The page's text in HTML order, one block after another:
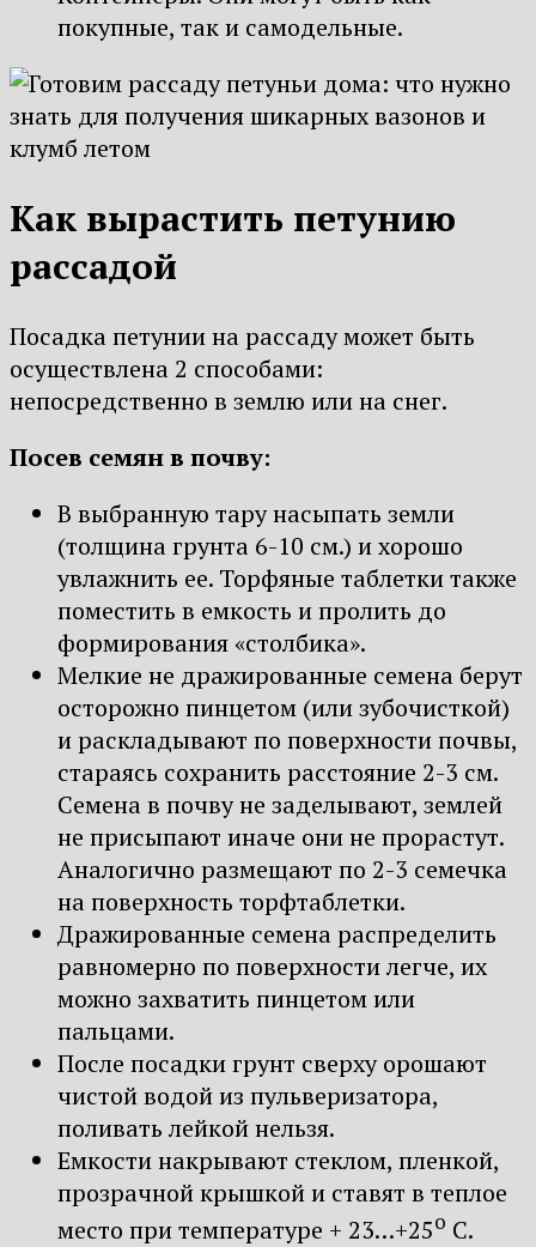
покупные, так и самодельные.
Как вырастить петунию
рассадой
Посадка петунии на рассаду может быть
осуществлена 2 способами:
непосредственно в землю или на снег.
Посев семян в почву:
В выбранную тару насыпать земли
(толщина грунта 6-10 см.) и хорошо
увлажнить ее. Торфяные таблетки также
поместить в емкость и пролить до
формирования «столбика».
Мелкие не дражированные семена берут
осторожно пинцетом (или зубочисткой)
и раскладывают по поверхности почвы,
стараясь сохранить расстояние 2-3 см.
Семена в почву не заделывают, землей
не присыпают иначе они не прорастут.
Аналогично размещают по 2-3 семечка
на поверхность торфтаблетки.
Дражированные семена распределить
равномерно по поверхности легче, их
можно захватить пинцетом или
пальцами.
После посадки грунт сверху орошают
чистой водой из пульверизатора,
поливать лейкой нельзя.
Емкости накрывают стеклом, пленкой,
прозрачной крышкой и ставят в теплое
место при температуре + 23…+25о С.